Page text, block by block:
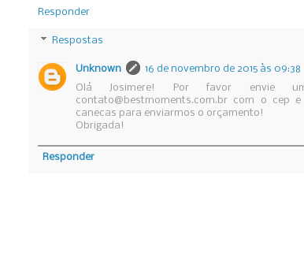
Responder
Respostas
Unknown
16 de novembro de 2015 às 09:38
Olá Josimere! Por favor envie
contato@bestmoments.com.br com o cep
canecas para enviarmos o orçamento!
Obrigada!
Responder